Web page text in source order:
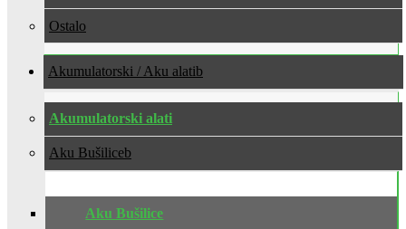
Ostalo
Akumulatorski / Aku alati
Akumulatorski alati
Aku Bušilice
Aku Bušilice